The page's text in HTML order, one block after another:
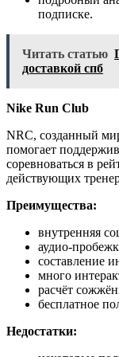
подписке.
Читать статью
доставкой спб
Nike Run Club
NRC, созданный
помогает
соревноваться в
действующих
Преимущества:
внутренняя
аудио-
составление
много
расчёт
бесплатное
Недостатки: